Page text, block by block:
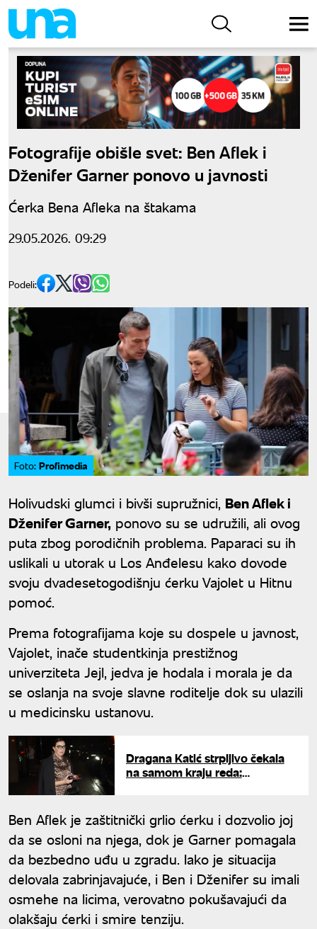
Fotografije obišle svet: Ben Aflek i
Dženifer Garner ponovo u javnosti
Ćerka Bena Afleka na štakama
29.05.2026. 09:29
Podeli:
Foto: Profimedia
Holivudski glumci i bivši supružnici, Ben Aflek i
Dženifer Garner, ponovo su se udružili, ali ovog
puta zbog porodičnih problema. Paparaci su ih
uslikali u utorak u Los Anđelesu kako dovode
svoju dvadesetogodišnju ćerku Vajolet u Hitnu
pomoć.
Prema fotografijama koje su dospele u javnost,
Vajolet, inače studentkinja prestižnog
univerziteta Jejl, jedva je hodala i morala je da
se oslanja na svoje slavne roditelje dok su ulazili
u medicinsku ustanovu.
Dragana Katić strpljivo čekala
na samom kraju reda:
Svetog Save
Ben Aflek je zaštitnički grlio ćerku i dozvolio joj
da se osloni na njega, dok je Garner pomagala
da bezbedno uđu u zgradu. Iako je situacija
delovala zabrinjavajuće, i Ben i Dženifer su imali
osmehe na licima, verovatno pokušavajući da
olakšaju ćerki i smire tenziju.